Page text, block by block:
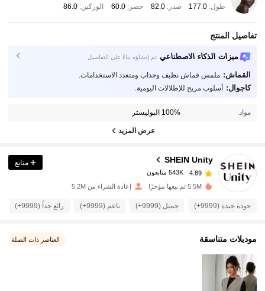
طول: 177.0 صدر:82.0 خصر: 60.0 الوركين: 86.0
تفاصيل المنتج
ميزات الذكاء الاصطناعي تم إنشاؤه بناءً على التفاصيل
القماش: ملمس قماش نظيف وجذاب ومتعدد الاستخدامات.
كاجوال: أسلوب مريح للإطلالات اليومية.
مواد: 100% البوليستر
عرض المزيد
SHEIN Unity
4.89 543K متابعون
4.89 543K متابعون
متابع
5.5M تم بيعها مؤخرًا إعادة الشراء من 5.2M
جودة جيدة (9999+) جميل (9999+) ناعم (9999+) رائع جداً (9999+)
موديلات متناسقة العناصر ذات الصلة